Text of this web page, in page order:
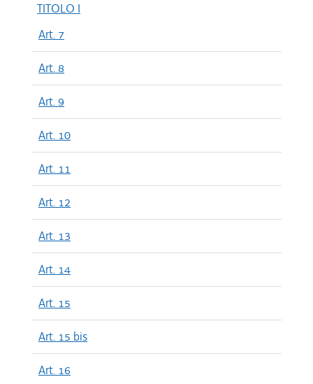
TITOLO I
Art. 7
Art. 8
Art. 9
Art. 10
Art. 11
Art. 12
Art. 13
Art. 14
Art. 15
Art. 15 bis
Art. 16